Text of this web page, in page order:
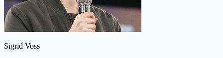
Sigrid Voss